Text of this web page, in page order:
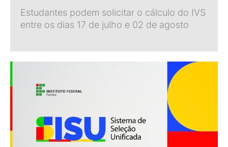
Estudantes podem solicitar o cálculo do IVS
entre os dias 17 de julho e 02 de agosto